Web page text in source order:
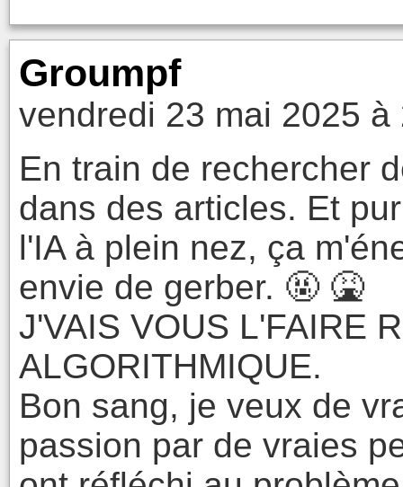
Groumpf
vendredi 23 mai 2025 à
En train de rechercher
dans des articles. Et
l'IA à plein nez, ça
envie de gerber. 🤬 🤮
J'VAIS VOUS L'FAIRE
ALGORITHMIQUE.
Bon sang, je veux de
passion par de vraies